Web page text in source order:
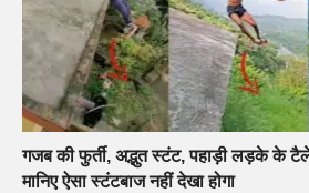
गजब की फुर्ती, अद्भुत स्टंट, पहाड़ी लड़के के
मानिए ऐसा स्टंटबाज नहीं देखा होगा